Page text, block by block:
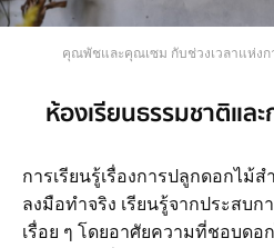
คุณพัชและคุณเซม กับช่วงเวลาแห่งก
ห้องเรียนธรรมชาติแล
การเรียนรู้เรื่องการปลูกดอกไ
ลงมือทำจริง เรียนรู้จากประสบก
เรื่อย ๆ โดยอาศัยความที่ชอบดอ